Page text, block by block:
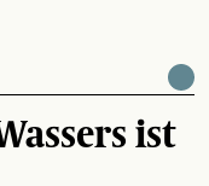
ist